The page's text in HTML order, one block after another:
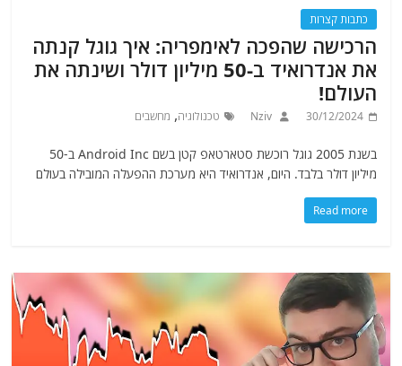
כתבות קצרות
הרכישה שהפכה לאימפריה: איך גוגל קנתה
את אנדרואיד ב-50 מיליון דולר ושינתה את
העולם!
30/12/2024
Nziv טכנולוגיה, מחשבים
בשנת 2005 גוגל רוכשת סטארטאפ קטן בשם Android Inc ב-50
מיליון דולר בלבד. היום, אנדרואיד היא מערכת ההפעלה המובילה בעולם
Read more